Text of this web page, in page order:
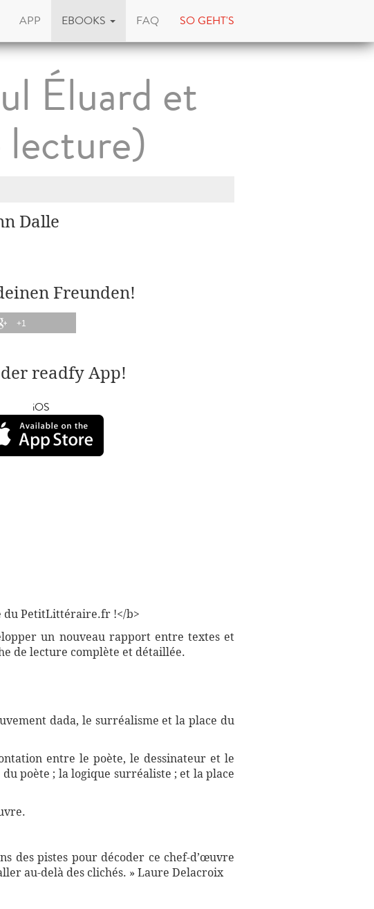
APP EBOOKS FAQ SO GEHT'S
Éluard et
Dalle
Freunden!
+1
readfy App!
iOS
du PetitLittéraire.fr !</b>
un nouveau rapport entre textes et
de lecture complète et détaillée.
dada, le surréalisme et la place du
entre le poète, le dessinateur et le
poète ; la logique surréaliste ; et la place
des pistes pour décoder ce chef-d’œuvre
au-delà des clichés. » Laure Delacroix